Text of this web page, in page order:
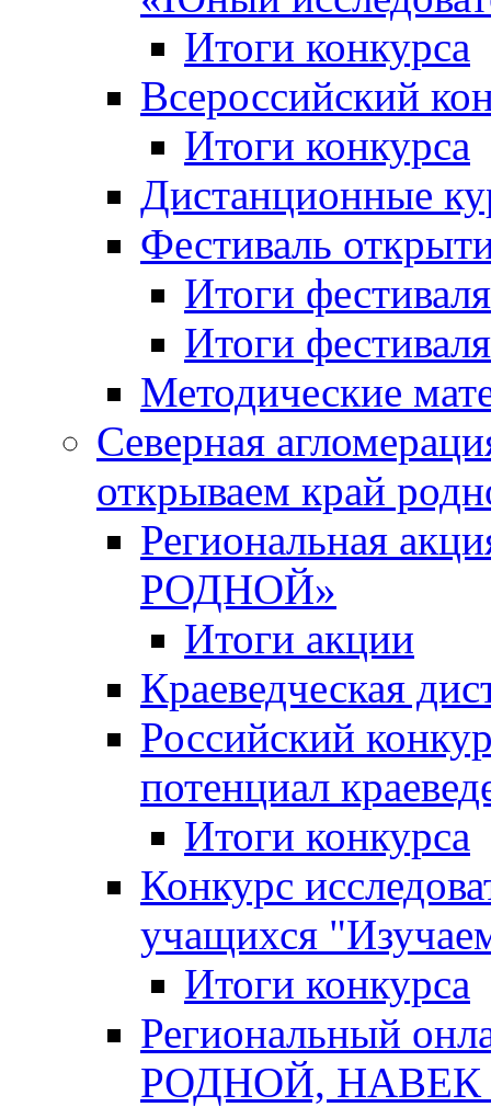
Итоги конкурса
Всероссийский
Итоги конкурса
Дистанционные
Фестиваль
Итоги
Итоги
Методические
Северная
открываем край
Региональная
РОДНОЙ»
Итоги акции
Краеведческая
Российский
потенциал
Итоги конкурса
Конкурс
учащихся
Итоги конкурса
Региональный
РОДНОЙ,